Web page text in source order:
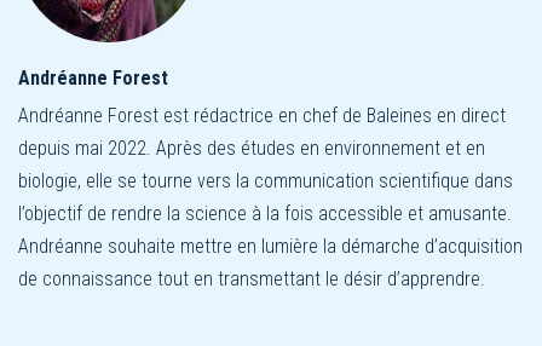
Andréanne Forest
Andréanne Forest est rédactrice en chef de Baleines en direct
depuis mai 2022. Après des études en environnement et en
biologie, elle se tourne vers la communication scientifique dans
l’objectif de rendre la science à la fois accessible et amusante.
Andréanne souhaite mettre en lumière la démarche d’acquisition
de connaissance tout en transmettant le désir d’apprendre.